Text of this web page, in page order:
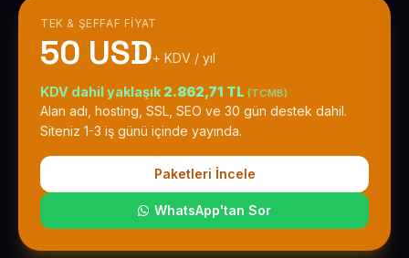
TEK & ŞEFFAF FIYAT
50 USD+ KDV / yıl
KDV dahil yaklaşık 2.862,71 TL (TCMB)
Alan adı, hosting, SSL, SEO ve 30 gün destek dahil.
Siteniz 1-3 iş günü içinde yayında.
Paketleri İncele
WhatsApp'tan Sor